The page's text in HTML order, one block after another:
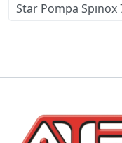
Star Pompa